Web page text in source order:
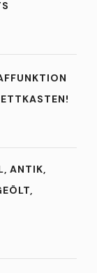
ANTIK,